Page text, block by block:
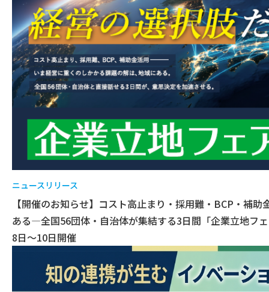
ニュースリリース
【開催のお知らせ】コスト高止まり・採用難・BCP・補
ある―全国56団体・自治体が集結する3日間「企業立地フ
8日〜10日開催